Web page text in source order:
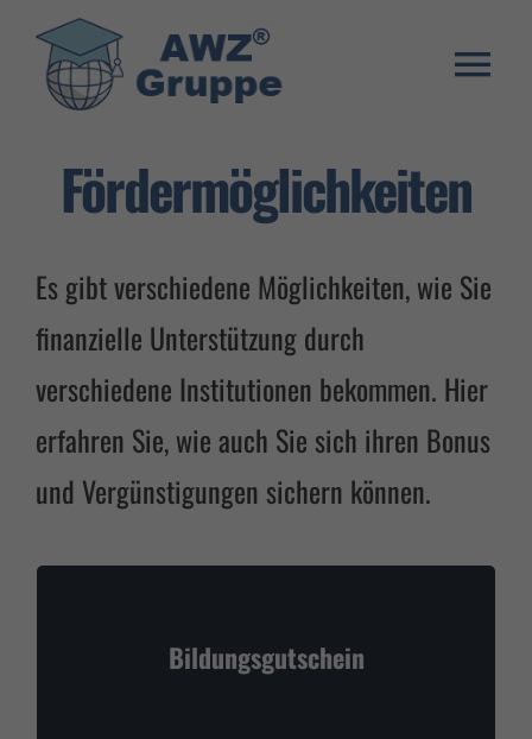
springen
Umschulung
Warenkorb
Fördermöglichkeiten
Es gibt verschiedene Möglichkeiten, wie Sie
finanzielle Unterstützung durch
verschiedene Institutionen bekommen. Hier
erfahren Sie, wie auch Sie sich ihren Bonus
und Vergünstigungen sichern können.
Bildungsgutschein